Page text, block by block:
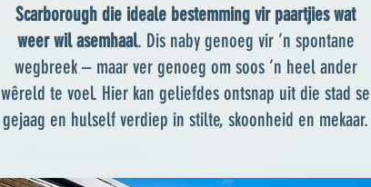
Scarborough die ideale bestemming vir paartjies wat
weer wil asemhaal. Dis naby genoeg vir ’n spontane
wegbreek – maar ver genoeg om soos ’n heel ander
wêreld te voel. Hier kan geliefdes ontsnap uit die stad se
gejaag en hulself verdiep in stilte, skoonheid en mekaar.